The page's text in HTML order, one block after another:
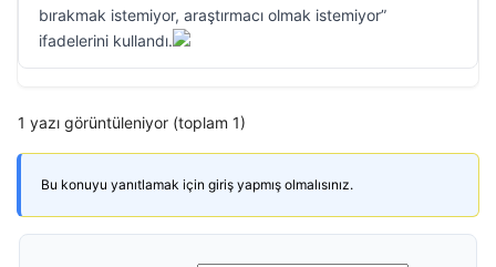
bırakmak istemiyor, araştırmacı olmak istemiyor”
ifadelerini kullandı.
1 yazı görüntüleniyor (toplam 1)
Bu konuyu yanıtlamak için giriş yapmış olmalısınız.